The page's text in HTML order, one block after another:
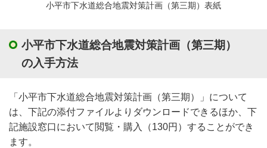
小平市下水道総合地震対策計画（第三期）表紙
小平市下水道総合地震対策計画（第三期）
の入手方法
「小平市下水道総合地震対策計画（第三期）」について
は、下記の添付ファイルよりダウンロードできるほか、下
記施設窓口において閲覧・購入（130円）することができ
ます。